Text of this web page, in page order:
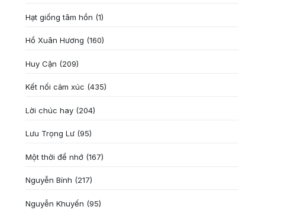
Hạt giống tâm hồn (1)
Hồ Xuân Hương (160)
Huy Cận (209)
Kết nối cảm xúc (435)
Lời chúc hay (204)
Lưu Trọng Lư (95)
Một thời để nhớ (167)
Nguyễn Bính (217)
Nguyễn Khuyến (95)